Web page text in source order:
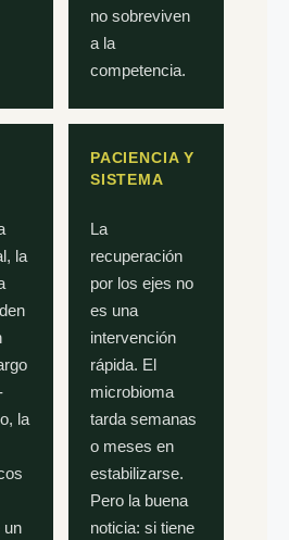
no sobreviven
a la
competencia.
la
la
un
PACIENCIA Y
SISTEMA
La
recuperación
por los ejes no
es una
intervención
rápida. El
microbioma
tarda semanas
o meses en
estabilizarse.
Pero la buena
noticia: si tiene